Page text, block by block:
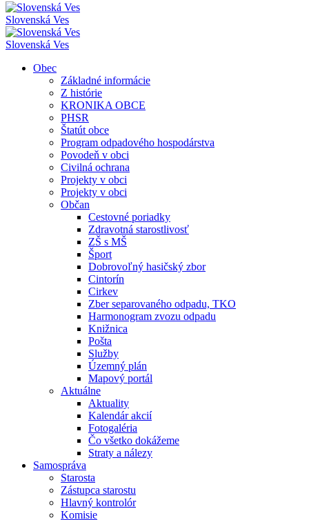
Slovenská Ves
Slovenská Ves
Obec
Základné informácie
Z histórie
KRONIKA OBCE
PHSR
Štatút obce
Program odpadového hospodárstva
Povodeň v obci
Civilná ochrana
Projekty v obci
Projekty v obci
Občan
Cestovné poriadky
Zdravotná starostlivosť
ZŠ s MŠ
Šport
Dobrovoľný hasičský zbor
Cintorín
Cirkev
Zber separovaného odpadu, TKO
Harmonogram zvozu odpadu
Knižnica
Pošta
Služby
Územný plán
Mapový portál
Aktuálne
Aktuality
Kalendár akcií
Fotogaléria
Čo všetko dokážeme
Straty a nálezy
Samospráva
Starosta
Zástupca starostu
Hlavný kontrolór
Komisie